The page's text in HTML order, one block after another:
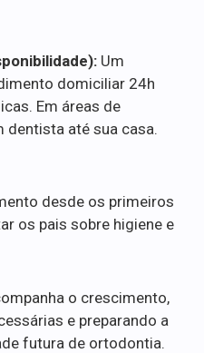
Um
domiciliar 24h
Em áreas de
dentista até sua casa.
desde os primeiros
os pais sobre higiene e
o crescimento,
e preparando a
futura de ortodontia.